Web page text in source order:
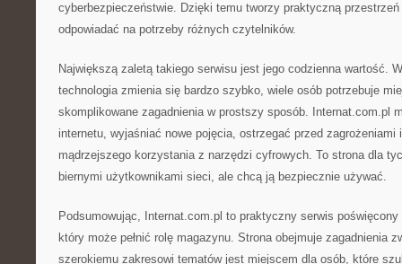
cyberbezpieczeństwie. Dzięki temu tworzy praktyczną
odpowiadać na potrzeby różnych czytelników.
Największą zaletą takiego serwisu jest jego codzienna wartość.
technologia zmienia się bardzo szybko, wiele osób potrzebuje
skomplikowane zagadnienia w prostszy sposób. Internat.com.pl
internetu, wyjaśniać nowe pojęcia, ostrzegać przed zagrożeniami
mądrzejszego korzystania z narzędzi cyfrowych. To strona dla
biernymi użytkownikami sieci, ale chcą ją bezpiecznie używać.
Podsumowując, Internat.com.pl to praktyczny serwis
który może pełnić rolę magazynu. Strona obejmuje zagadnienia
szerokiemu zakresowi tematów jest miejscem dla osób, które